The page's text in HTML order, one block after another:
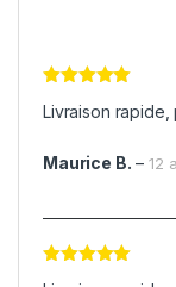
5
Livraison
Maurice B. –12